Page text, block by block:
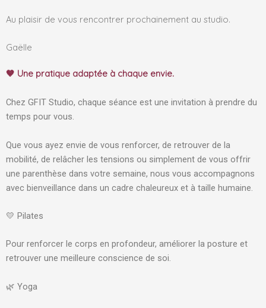
Au plaisir de vous rencontrer prochainement au studio.
Gaëlle
🤎 Une pratique adaptée à chaque envie.
Chez GFIT Studio, chaque séance est une invitation à prendre du
temps pour vous.
Que vous ayez envie de vous renforcer, de retrouver de la
mobilité, de relâcher les tensions ou simplement de vous offrir
une parenthèse dans votre semaine, nous vous accompagnons
avec bienveillance dans un cadre chaleureux et à taille humaine.
💛 Pilates
Pour renforcer le corps en profondeur, améliorer la posture et
retrouver une meilleure conscience de soi.
🌿 Yoga